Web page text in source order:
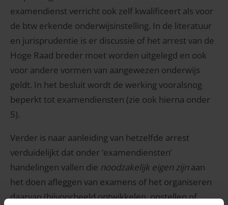
examendienst verricht ook zelf kwalificeert als voor
de btw erkende onderwijsinstelling. In de literatuur
en jurisprudentie is er discussie of het arrest van de
Hoge Raad breder moet worden uitgelegd en ook
voor andere vormen van aangewezen onderwijs
geldt. In het besluit wordt de werking vooralsnog
beperkt tot examendiensten (zie ook hierna onder
5).
Verder is naar aanleiding van hetzelfde arrest
verduidelijkt dat onder ‘examendiensten’
handelingen vallen die noodzakelijk eigen zijnaan
het doen afleggen van examens of het organiseren
daarvan (bijvoorbeeld ontwikkelen, opstellen of